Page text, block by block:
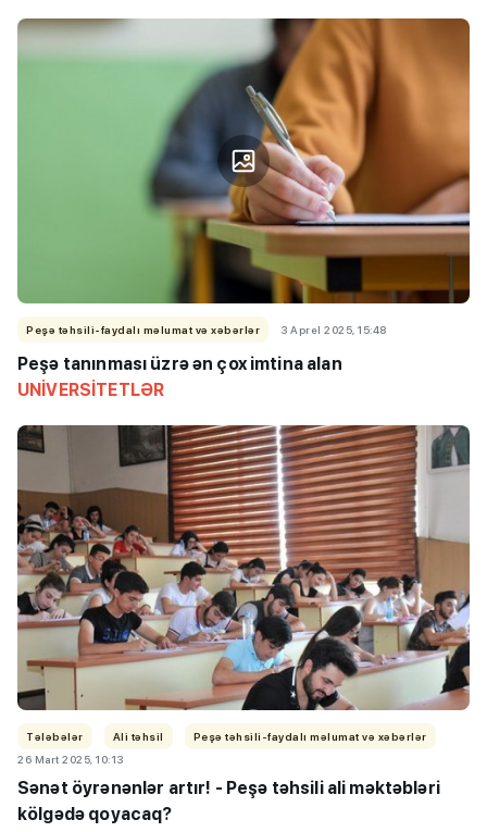
Peşə təhsili-faydalı məlumat və xəbərlər 3 Aprel 2025, 15:48
Peşə tanınması üzrə ən çox imtina alan
UNİVERSİTETLƏR
Tələbələr Ali təhsil
Peşə təhsili-faydalı məlumat və xəbərlər
26 Mart 2025, 10:13
Sənət öyrənənlər artır! - Peşə təhsili ali məktəbləri
kölgədə qoyacaq?